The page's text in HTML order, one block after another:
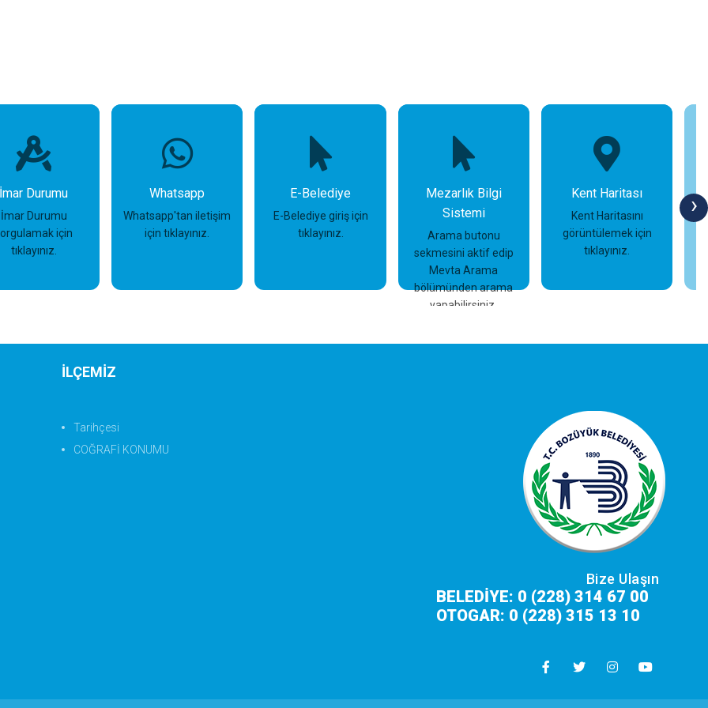
›
İmar Durumu
İmar Durumu
için
tıklayınız.
Whatsapp
Whatsapp'tan iletişim
için tıklayınız.
E-Belediye
E-Belediye giriş için
tıklayınız.
Mezarlık Bilgi
Sistemi
Arama butonu
sekmesini aktif edip
Mevta Arama
bölümünden arama
yapabilirsiniz.
İncele
Kent Haritası
Kent Haritasını
görüntülemek için
tıklayınız.
İLÇEMİZ
Tarihçesi
COĞRAFİ KONUMU
Bize Ulaşın
BELEDİYE: 0 (228) 314 67 00
OTOGAR: 0 (228) 315 13 10